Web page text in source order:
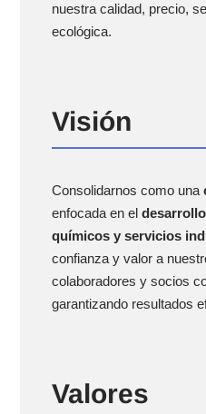
nuestra calidad, precio,
ecológica.
Visión
Consolidarnos como una
enfocada en el
químicos y servicios
confianza y valor a
colaboradores y socios
garantizando resultados
Valores